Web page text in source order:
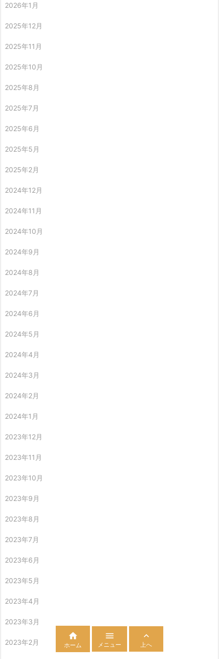
2026年1月
2025年12月
2025年11月
2025年10月
2025年8月
2025年7月
2025年6月
2025年5月
2025年2月
2024年12月
2024年11月
2024年10月
2024年9月
2024年8月
2024年7月
2024年6月
2024年5月
2024年4月
2024年3月
2024年2月
2024年1月
2023年12月
2023年11月
2023年10月
2023年9月
2023年8月
2023年7月
2023年6月
2023年5月
2023年4月
2023年3月
2023年2月

ホーム

メニュー

上へ